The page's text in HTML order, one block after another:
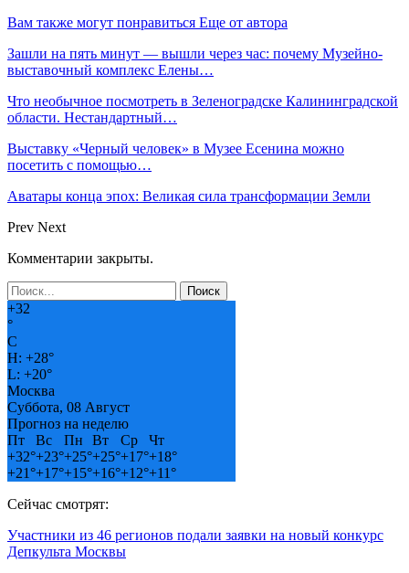
Вам также могут понравиться Еще от автора
Зашли на пять минут — вышли через час: почему Музейно-
выставочный комплекс Елены…
Что необычное посмотреть в Зеленоградске Калининградской
области. Нестандартный…
Выставку «Черный человек» в Музее Есенина можно
посетить с помощью…
Аватары конца эпох: Великая сила трансформации Земли
Prev Next
Комментарии закрыты.
+32
°
C
H: +28°
L: +20°
Москва
Суббота, 08 Август
Прогноз на неделю
Пт
Вс Пн Вт Ср
Чт
+32°+23°+25°+25°+17°+18°
+21°+17°+15°+16°+12°+11°
Сейчас смотрят:
Участники из 46 регионов подали заявки на новый конкурс
Депкульта Москвы